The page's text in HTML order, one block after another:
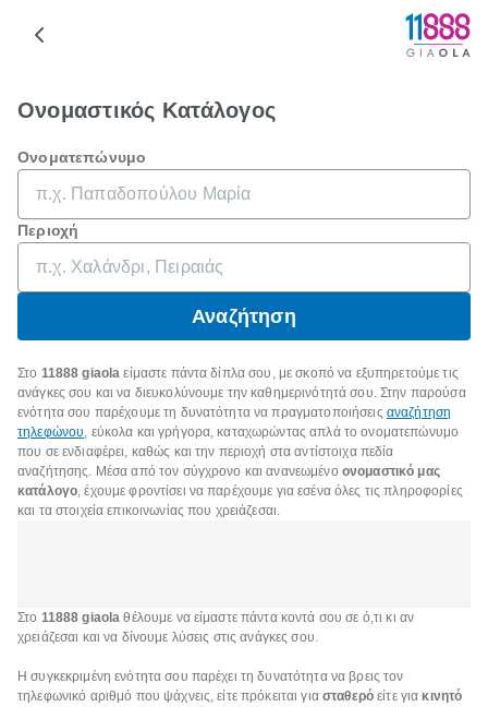
Ονομαστικός Κατάλογος
Ονοματεπώνυμο
Περιοχή
Αναζήτηση
Στο 11888 giaola είμαστε πάντα δίπλα σου, με σκοπό να εξυπηρετούμε τις
ανάγκες σου και να διευκολύνουμε την καθημερινότητά σου. Στην παρούσα
ενότητα σου παρέχουμε τη δυνατότητα να πραγματοποιήσεις αναζήτηση
τηλεφώνου, εύκολα και γρήγορα, καταχωρώντας απλά το ονοματεπώνυμο
που σε ενδιαφέρει, καθώς και την περιοχή στα αντίστοιχα πεδία
αναζήτησης. Μέσα από τον σύγχρονο και ανανεωμένο ονομαστικό μας
κατάλογο, έχουμε φροντίσει να παρέχουμε για εσένα όλες τις πληροφορίες
και τα στοιχεία επικοινωνίας που χρειάζεσαι.
Στο 11888 giaola θέλουμε να είμαστε πάντα κοντά σου σε ό,τι κι αν
χρειάζεσαι και να δίνουμε λύσεις στις ανάγκες σου.
Η συγκεκριμένη ενότητα σου παρέχει τη δυνατότητα να βρεις τον
τηλεφωνικό αριθμό που ψάχνεις, είτε πρόκειται γιασταθερό είτε για κινητό